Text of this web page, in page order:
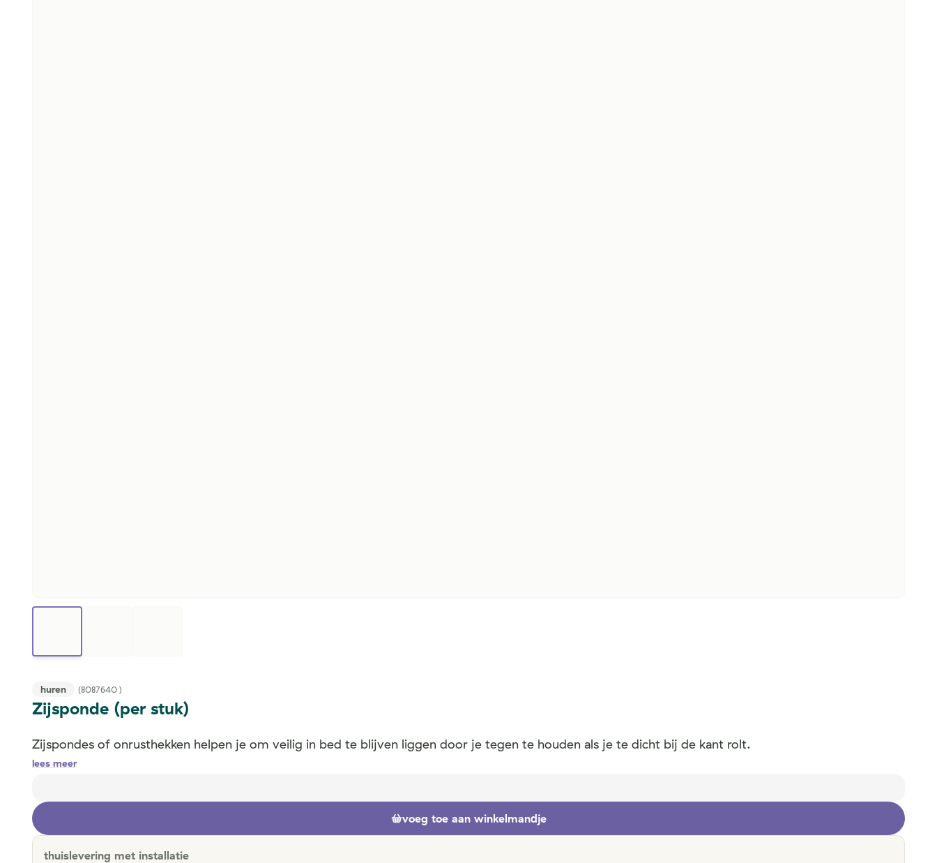
huren (8087640 )
Zijsponde (per stuk)
Zijspondes of onrusthekken helpen je om veilig in bed te blijven liggen door je tegen te houden als je te dicht bij de kant rolt.
lees meer
voeg toe aan winkelmandje
thuislevering met installatie